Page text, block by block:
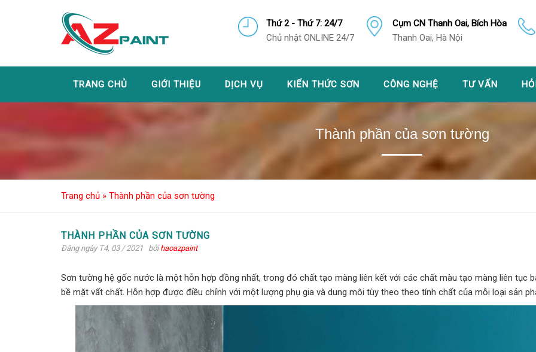
Thứ 2 - Thứ 7: 24/7
Chủ nhật ONLINE 24/7
Cụm CN Thanh Oai, Bích Hòa
Thanh Oai, Hà Nội
TRANG CHỦ GIỚI THIỆU DỊCH VỤ KIẾN THỨC SƠN CÔNG NGHỆ TƯ VẤN
Thành phần của sơn tường
Trang chủ » Thành phần của sơn tường
THÀNH PHẦN CỦA SƠN TƯỜNG
Đăng ngày T4, 03 / 2021 bởihaoazpaint
Sơn tường hệ gốc nước là một hỗn hợp đồng nhất, trong đó chất tạo màng liên kết với các chất màu tạo màng liên tục
bề mặt vất chất. Hỗn hợp được điều chỉnh với một lượng phụ gia và dung môi tùy theo theo tính chất của mỗi loại sản